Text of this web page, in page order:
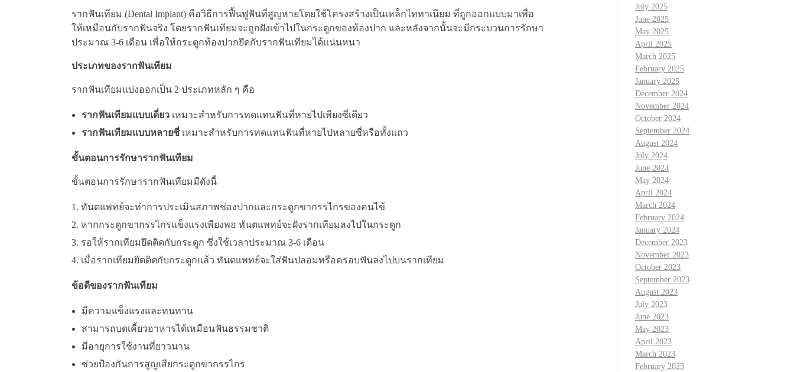
รากฟันเทียม (Dental Implant) คือวิธีการฟื้นฟูฟันที่สูญหายโดยใช้โครงสร้างเป็นเหล็กไททาเนียม ที่ถูกออกแบบมาเพื่อ
ให้เหมือนกับรากฟันจริง โดยรากฟันเทียมจะถูกฝังเข้าไปในกระดูกของท้องปาก และหลังจากนั้นจะมีกระบวนการรักษา
ประมาณ 3-6 เดือน เพื่อให้กระดูกท้องปากยึดกับรากฟันเทียมได้แน่นหนา
ประเภทของรากฟันเทียม
รากฟันเทียมแบ่งออกเป็น 2 ประเภทหลัก ๆ คือ
รากฟันเทียมแบบเดี่ยว เหมาะสำหรับการทดแทนฟันที่หายไปเพียงซี่เดียว
รากฟันเทียมแบบหลายซี่ เหมาะสำหรับการทดแทนฟันที่หายไปหลายซี่หรือทั้งแถว
ขั้นตอนการรักษารากฟันเทียม
ขั้นตอนการรักษารากฟันเทียมมีดังนี้
ทันตแพทย์จะทำการประเมินสภาพช่องปากและกระดูกขากรรไกรของคนไข้
หากกระดูกขากรรไกรแข็งแรงเพียงพอ ทันตแพทย์จะฝังรากเทียมลงไปในกระดูก
รอให้รากเทียมยึดติดกับกระดูก ซึ่งใช้เวลาประมาณ 3-6 เดือน
เมื่อรากเทียมยึดติดกับกระดูกแล้ว ทันตแพทย์จะใส่ฟันปลอมหรือครอบฟันลงไปบนรากเทียม
ข้อดีของรากฟันเทียม
มีความแข็งแรงและทนทาน
สามารถบดเคี้ยวอาหารได้เหมือนฟันธรรมชาติ
มีอายุการใช้งานที่ยาวนาน
ช่วยป้องกันการสูญเสียกระดูกขากรรไกร
July 2025
June 2025
May 2025
April 2025
March 2025
February 2025
January 2025
December 2024
November 2024
October 2024
September 2024
August 2024
July 2024
June 2024
May 2024
April 2024
March 2024
February 2024
January 2024
December 2023
November 2023
October 2023
September 2023
August 2023
July 2023
June 2023
May 2023
April 2023
March 2023
February 2023